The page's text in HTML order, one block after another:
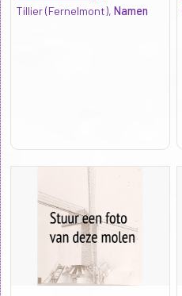
Tillier (Fernelmont), Namen